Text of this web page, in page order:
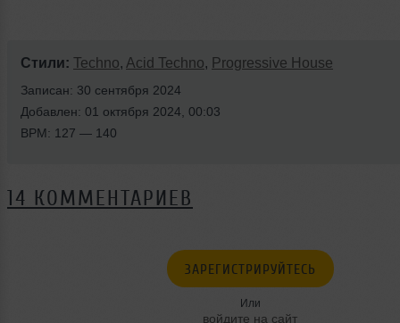
Стили: Techno, Acid Techno, Progressive House
Записан: 30 сентября 2024
Добавлен: 01 октября 2024, 00:03
BPM: 127 — 140
14 КОММЕНТАРИЕВ
ЗАРЕГИСТРИРУЙТЕСЬ
Или
войдите на сайт